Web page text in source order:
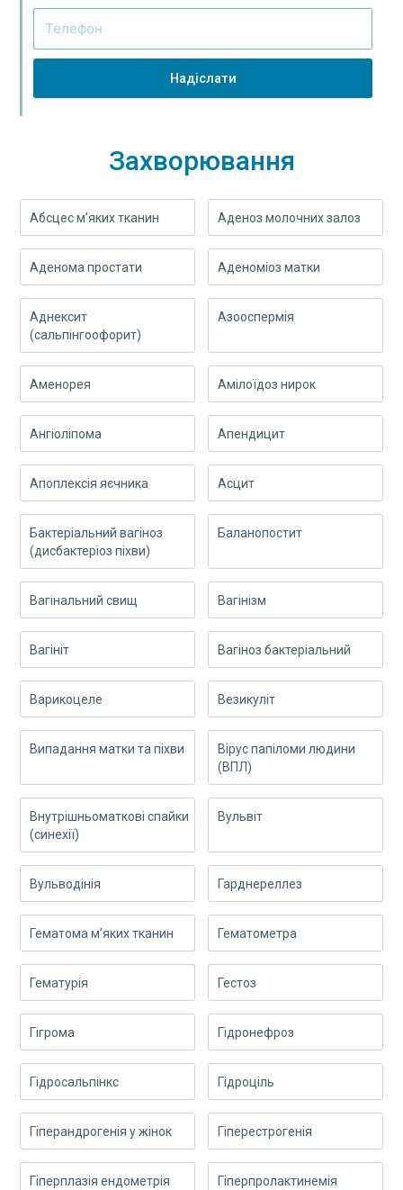
Надіслати
Захворювання
Абсцес м’яких тканин Аденоз молочних залоз
Аденома простати Аденоміоз матки
Аднексит
(сальпінгоофорит)
Азооспермія
Аменорея Амілоїдоз нирок
Ангіоліпома Апендицит
Апоплексія яєчника Асцит
Бактеріальний вагіноз
(дисбактеріоз піхви)
Баланопостит
Вагінальний свищ Вагінізм
Вагініт Вагіноз бактеріальний
Варикоцеле Везикуліт
Випадання матки та піхви
Вірус папіломи людини
(ВПЛ)
Внутрішньоматкові спайки
(синехії)
Вульвіт
Вульводінія Гарднереллез
Гематома м’яких тканин Гематометра
Гематурія Гестоз
Гігрома Гідронефроз
Гідросальпінкс Гідроціль
Гіперандрогенія у жінок Гіперестрогенія
Гіперплазія ендометрія Гіперпролактинемія